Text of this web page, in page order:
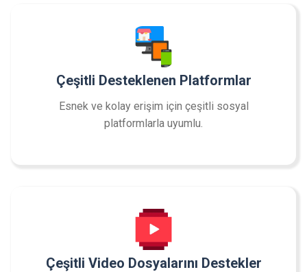
Çeşitli Desteklenen Platformlar
Esnek ve kolay erişim için çeşitli sosyal
platformlarla uyumlu.
Çeşitli Video Dosyalarını Destekler